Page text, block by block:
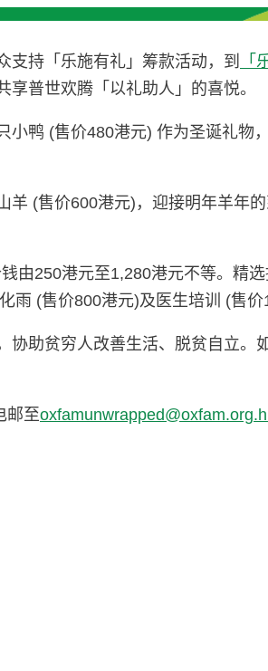
支持「乐施有礼」筹款活动，到 「
普世欢腾「以礼助人」的喜悦。
鸭 (售价480港元) 作为圣诞礼
(售价600港元)，迎接明年羊年
由250港元至1,280港元不等。精
(售价800港元)及医生培训 (售价
协助贫穷人改善生活、脱贫自立
邮至